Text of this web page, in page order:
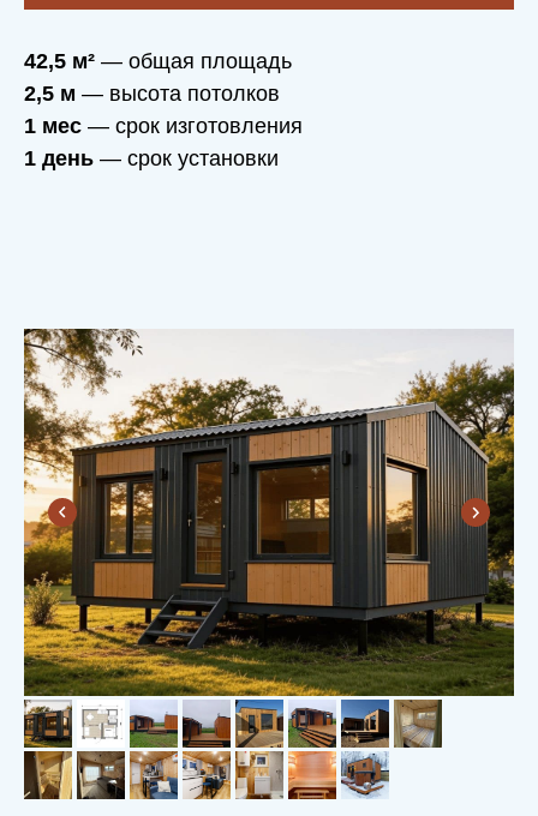
42,5 м² — общая площадь
2,5 м — высота потолков
1 мес — срок изготовления
1 день — срок установки